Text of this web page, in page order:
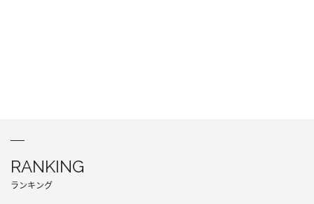
RANKING
ランキング